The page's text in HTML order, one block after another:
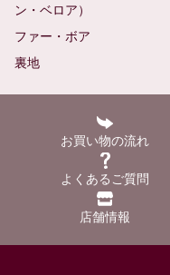
ン・ベロア）
ファー・ボア
裏地
お買い物の流れ
よくあるご質問
店舗情報